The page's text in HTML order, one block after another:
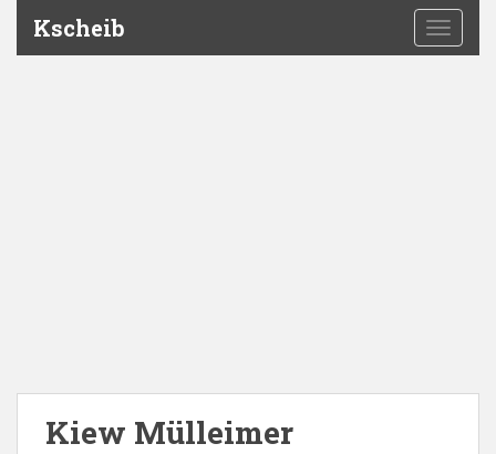
Kscheib
Kiew Mülleimer